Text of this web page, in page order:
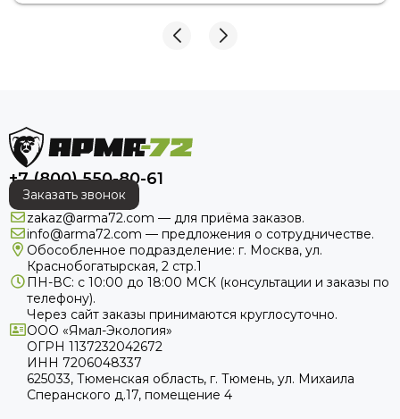
+7 (800) 550-80-61
Заказать звонок
zakaz@arma72.com — для приёма заказов.
info@arma72.com — предложения о сотрудничестве.
Обособленное подразделение: г. Москва, ул.
Краснобогатырская, 2 стр.1
ПН-ВС: с 10:00 до 18:00 МСК (консультации и заказы по
телефону).
Через сайт заказы принимаются круглосуточно.
ООО «Ямал-Экология»
ОГРН 1137232042672
ИНН 7206048337
625033, Тюменская область, г. Тюмень, ул. Михаила
Сперанского д.17, помещение 4